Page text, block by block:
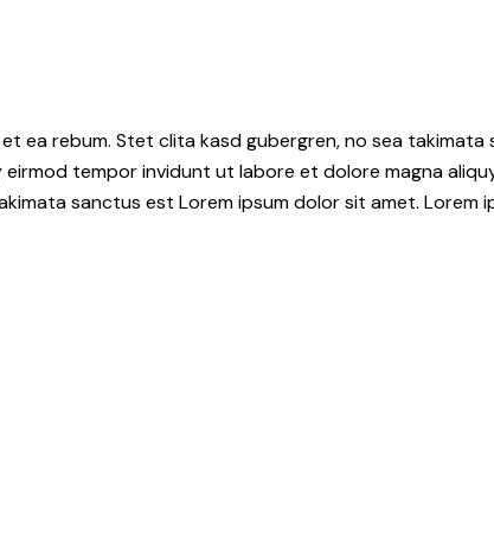
ea rebum. Stet clita kasd gubergren, no sea
tempor invidunt ut labore et dolore magna
sanctus est Lorem ipsum dolor sit amet.